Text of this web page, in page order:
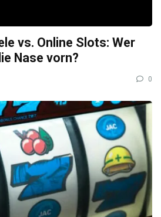
vs. Online Slots: Wer
Nase vorn?
0